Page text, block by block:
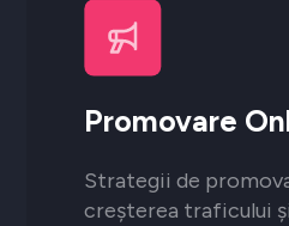
Promovare
Strategii de
creșterea traficului